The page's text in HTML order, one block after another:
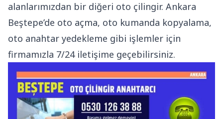
alanlarımızdan bir diğeri oto çilingir. Ankara
Beştepe’de oto açma, oto kumanda kopyalama,
oto anahtar yedekleme gibi işlemler için
firmamızla 7/24 iletişime geçebilirsiniz.